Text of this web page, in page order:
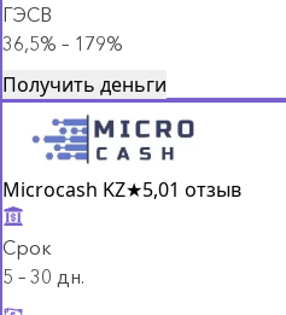
ГЭСВ
36,5% – 179%
Получить деньги
Microcash KZ★5,01 отзыв
Срок
5 – 30 дн.